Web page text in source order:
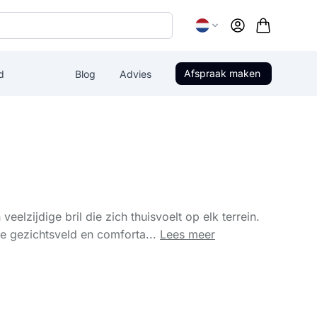
Account
Blog Advies Afspraak maken
veelzijdige bril die zich thuisvoelt op elk terrein.
gezichtsveld en comforta... Lees meer